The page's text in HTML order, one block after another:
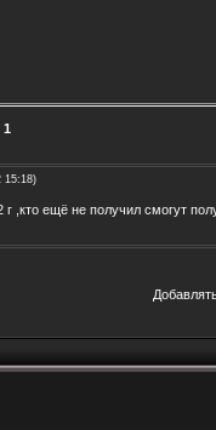
1
15:18)
г ,кто ещё не получил смогут